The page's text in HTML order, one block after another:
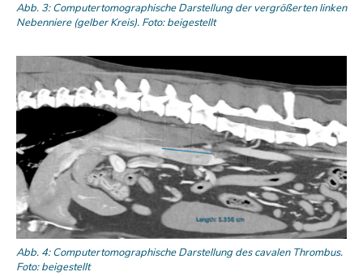
Abb. 3: Computertomographische Darstellung der vergrößerten linken
Nebenniere (gelber Kreis). Foto: beigestellt
Abb. 4: Computertomographische Darstellung des cavalen Thrombus.
Foto: beigestellt